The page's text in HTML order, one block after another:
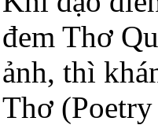
đem Thơ
ảnh, thì
Thơ